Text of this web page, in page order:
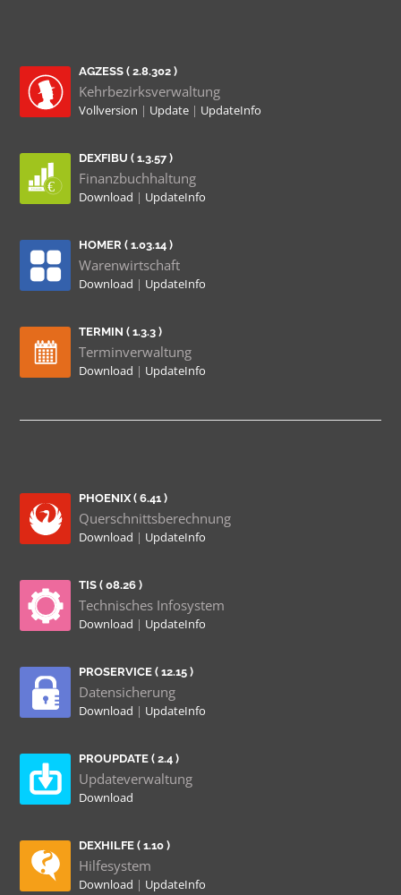
AGZESS ( 2.8.302 )
Kehrbezirksverwaltung
Vollversion | Update | UpdateInfo
DEXFIBU ( 1.3.57 )
Finanzbuchhaltung
Download | UpdateInfo
HOMER ( 1.03.14 )
Warenwirtschaft
Download | UpdateInfo
TERMIN ( 1.3.3 )
Terminverwaltung
Download | UpdateInfo
PHOENIX ( 6.41 )
Querschnittsberechnung
Download | UpdateInfo
TIS ( 08.26 )
Technisches Infosystem
Download | UpdateInfo
PROSERVICE ( 12.15 )
Datensicherung
Download | UpdateInfo
PROUPDATE ( 2.4 )
Updateverwaltung
Download
DEXHILFE ( 1.10 )
Hilfesystem
Download | UpdateInfo